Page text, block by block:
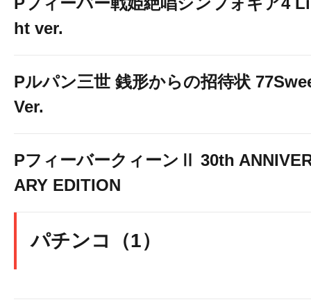
ht ver.
Pルパン三世 銭形からの招待状
Ver.
PフィーバークィーンⅡ 30th
ARY EDITION
パチンコ（1）